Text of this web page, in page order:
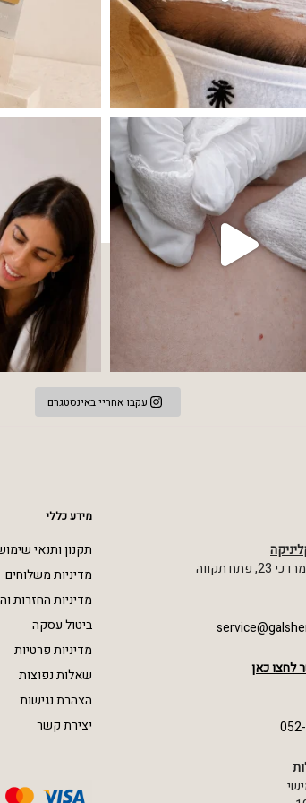
שהעור פשוט צריך לעצור רגע, לנשום ולהתאזן תהליך אחד שיכול
עקבו אחריי באינסטגרם
תקווה
לחצו כאן
מידע כללי
תקנון ותנאי
מדיניות משלוחים
מדיניות החזרות
ביטול עסקה
מדיניות פרטיות
שאלות נפוצות
הצהרת נגישות
יצירת קשר